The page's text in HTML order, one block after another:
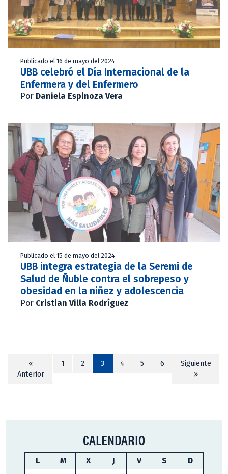
Publicado el 16 de mayo del 2024
UBB celebró el Día Internacional de la
Enfermera y del Enfermero
Por Daniela Espinoza Vera
Publicado el 15 de mayo del 2024
UBB integra estrategia de la Seremi de
Salud de Ñuble contra el sobrepeso y
obesidad en la niñez y adolescencia
Por Cristian Villa Rodríguez
«
Anterior
1 2 3 4 5 6
Siguiente
»
CALENDARIO
L M X J V S
D